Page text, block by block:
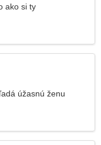
ako si ty
úžasnú ženu